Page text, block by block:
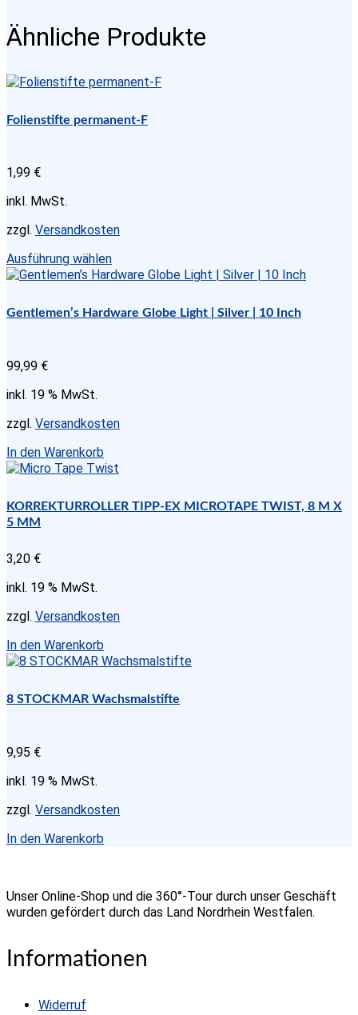
Hellrosa
Menge
Ähnliche Produkte
Folienstifte permanent-F
1,99 €
inkl. MwSt.
zzgl. Versandkosten
Ausführung wählenDieses
Produkt
mehrere
Varianten
der
Produktseite
werden
Gentlemen’s Hardware Globe Light | Silver | 10 Inch
99,99 €
inkl. 19 % MwSt.
zzgl. Versandkosten
In den Warenkorb
KORREKTURROLLER TIPP-EX MICROTAPE TWIST, 8 M X
5 MM
3,20 €
inkl. 19 % MwSt.
zzgl. Versandkosten
In den Warenkorb
8 STOCKMAR Wachsmalstifte
9,95 €
inkl. 19 % MwSt.
zzgl. Versandkosten
In den Warenkorb
Unser Online-Shop und die 360°-Tour durch unser Geschäft
wurden gefördert durch das Land Nordrhein Westfalen.
Informationen
Widerruf